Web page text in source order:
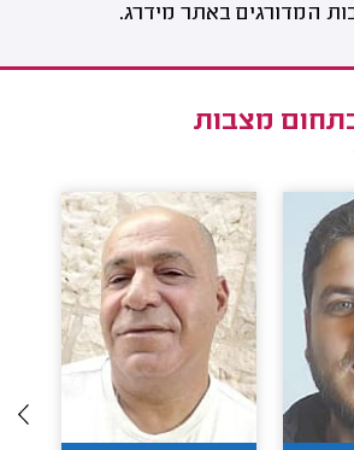
המדורגים באתר מידרג.
מצבות